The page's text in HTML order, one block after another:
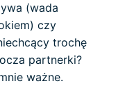
(wada
czy
trochę
partnerki?
ważne.